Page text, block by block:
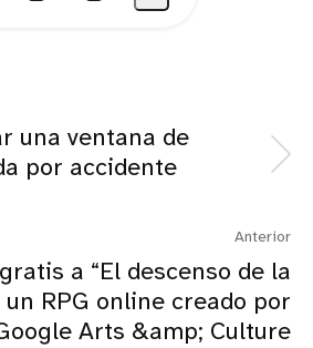
una ventana de
por accidente
Anterior
a “El descenso de la
RPG online creado por
Arts &amp; Culture